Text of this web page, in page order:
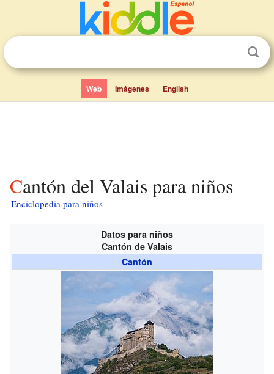
Web Imágenes English
Cantón del Valais para niños
Enciclopedia para niños
Datos para niños
Cantón de Valais
Cantón